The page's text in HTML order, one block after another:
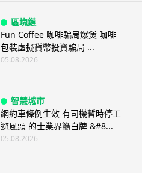
區塊鏈
Fun Coffee 咖啡騙局爆煲 咖啡
包裝虛擬貨幣投資騙局 ...
05.08.2026
智慧城市
網約車條例生效 有司機暫時停工
避風頭 的士業界籲白牌 &#8...
05.08.2026